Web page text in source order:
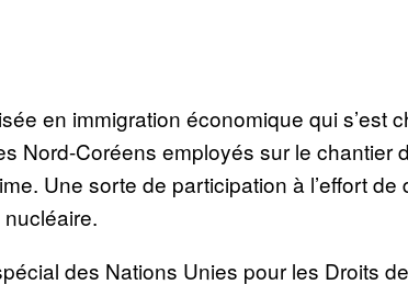
en immigration économique qui s’est
Nord-Coréens employés sur le chantier
Une sorte de participation à l’effort de
des Nations Unies pour les Droits de